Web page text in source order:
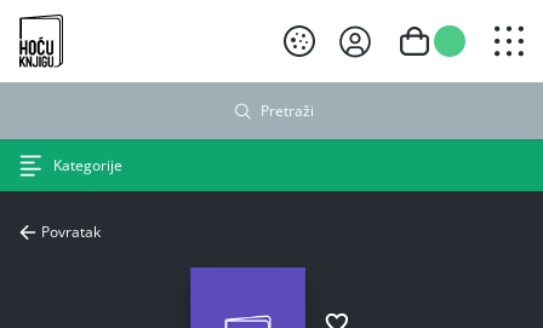
Hoću knjigu crni logo
Pretraži
Kategorije
Povratak